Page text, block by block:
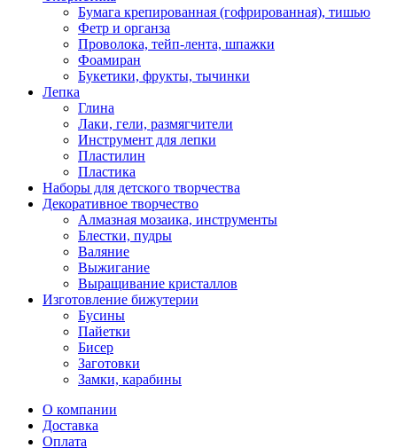
Бумага крепированная (гофрированная), тишью
Фетр и органза
Проволока, тейп-лента, шпажки
Фоамиран
Букетики, фрукты, тычинки
Лепка
Глина
Лаки, гели, размягчители
Инструмент для лепки
Пластилин
Пластика
Наборы для детского творчества
Декоративное творчество
Алмазная мозаика, инструменты
Блестки, пудры
Валяние
Выжигание
Выращивание кристаллов
Изготовление бижутерии
Бусины
Пайетки
Бисер
Заготовки
Замки, карабины
О компании
Доставка
Оплата